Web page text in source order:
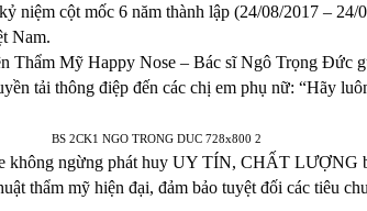
cột mốc 6 năm thành lập (24/08/2017 – 24/
Nam.
Thẩm Mỹ Happy Nose – Bác sĩ Ngô Trọng Đức
tải thông điệp đến các chị em phụ nữ: “Hãy
không ngừng phát huy UY TÍN, CHẤT
thẩm mỹ hiện đại, đảm bảo tuyệt đối các tiêu